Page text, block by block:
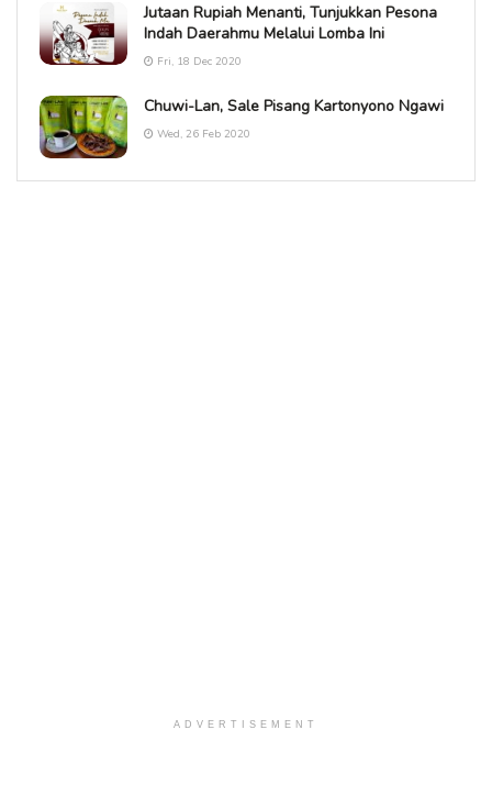
Jutaan Rupiah Menanti, Tunjukkan Pesona
Indah Daerahmu Melalui Lomba Ini
Fri, 18 Dec 2020
Chuwi-Lan, Sale Pisang Kartonyono Ngawi
Wed, 26 Feb 2020
ADVERTISEMENT